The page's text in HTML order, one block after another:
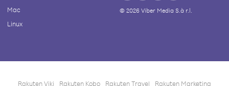
Mac
Linux
© 2026Viber Media S.à r.l.
Rakuten Viki Rakuten Kobo Rakuten Travel Rakuten Marketing